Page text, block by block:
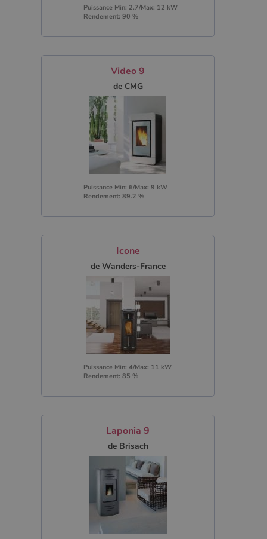
Puissance Min: 2.7/Max: 12 kW
Rendement: 90 %
Video 9
de CMG
Puissance Min: 6/Max: 9 kW
Rendement: 89.2 %
Icone
de Wanders-France
Puissance Min: 4/Max: 11 kW
Rendement: 85 %
Laponia 9
de Brisach